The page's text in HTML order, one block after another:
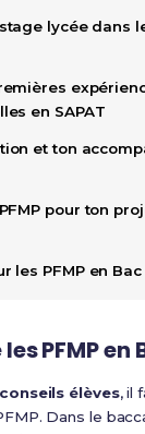
lycée dans
en SAPAT
et ton
pour ton
les PFMP en Bac
PFMP en
conseils élèves, il
Dans le